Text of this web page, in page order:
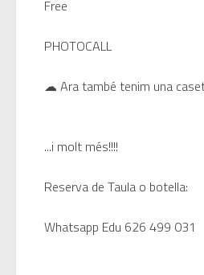
Free
PHOTOCALL
☁ Ara també tenim una
...i molt més!!!!
Reserva de Taula o botella:
Whatsapp Edu 626 499 031